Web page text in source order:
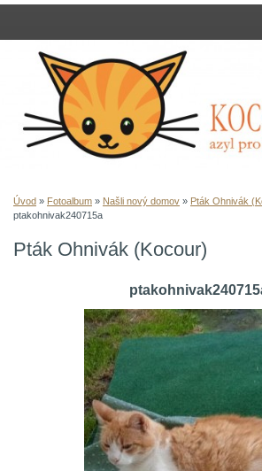
Úvod » Fotoalbum » Našli nový domov » Pták Ohnivák
ptakohnivak240715a
Pták Ohnivák (Kocour)